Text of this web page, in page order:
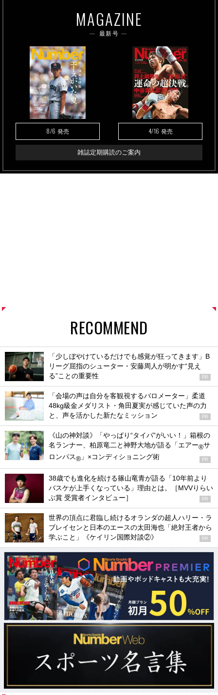
MAGAZINE
最新号
8/6 発売 4/16 発売
雑誌定期購読のご案内
RECOMMEND
「少しぼやけているだけでも感覚が狂ってきます」B
リーグ屈指のシューター・安藤周人が明かす“見え
る”ことの重要性
PR
「会場の声は自分を客観視するバロメーター」柔道
48kg級金メダリスト・角田夏実が感じていた声の力
と、声を活かした新たなミッション
PR
《山の神対談》「やっぱり“タイパ”がいい！」箱根の
名ランナー、柏原竜二と神野大地が語る「エアー®サ
ロンパス® 」×コンディショニング術 PR
38歳でも進化を続ける篠山竜青が語る「10年前より
バスケが上手くなっている」理由とは。［MVVりらい
ぶ賞 受賞者インタビュー］
PR
世界の頂点に君臨し続けるオランダの超人ハリー・ラ
ブレイセンと日本のエースの太田海也「絶対王者から
学ぶこと」《ケイリン国際対談②》
PR